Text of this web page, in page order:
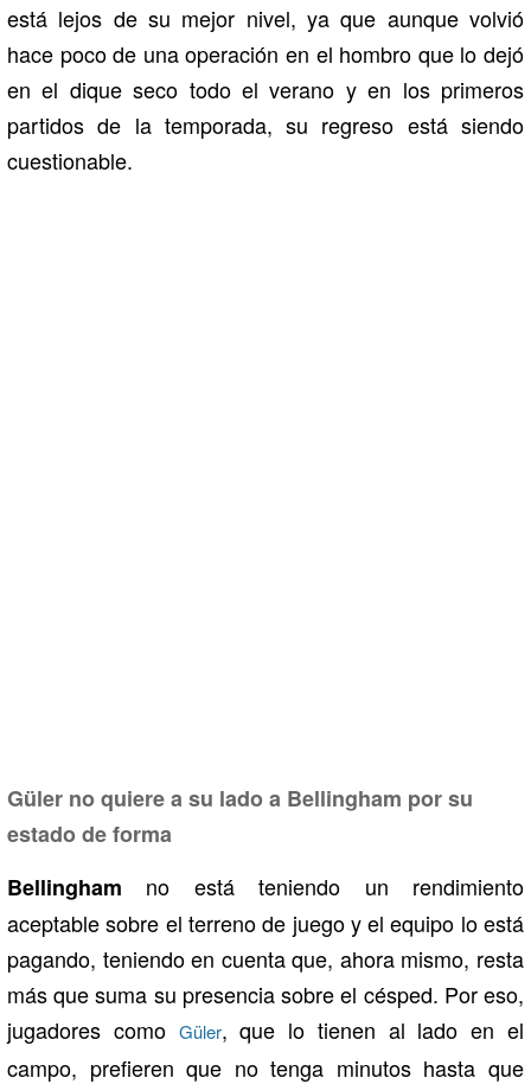
está lejos de su mejor nivel, ya que aunque volvió
hace poco de una operación en el hombro que lo dejó
en el dique seco todo el verano y en los primeros
partidos de la temporada, su regreso está siendo
cuestionable.
Güler no quiere a su lado a Bellingham por su
estado de forma
Bellingham no está teniendo un rendimiento
aceptable sobre el terreno de juego y el equipo lo está
pagando, teniendo en cuenta que, ahora mismo, resta
más que suma su presencia sobre el césped. Por eso,
jugadores como Güler, que lo tienen al lado en el
campo, prefieren que no tenga minutos hasta que